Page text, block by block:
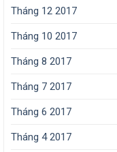
Tháng 12 2017
Tháng 10 2017
Tháng 8 2017
Tháng 7 2017
Tháng 6 2017
Tháng 4 2017